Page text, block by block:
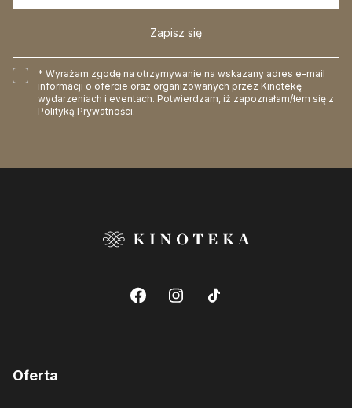
Zapisz się
* Wyrażam zgodę na otrzymywanie na wskazany adres e-mail
informacji o ofercie oraz organizowanych przez Kinotekę
wydarzeniach i eventach. Potwierdzam, iż zapoznałam/łem się z
Polityką Prywatności.
Oferta